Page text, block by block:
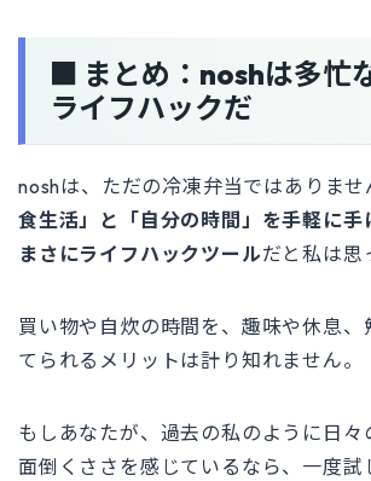
■ まとめ：noshは多忙
ライフハックだ
noshは、ただの冷凍弁当ではありませ
食生活」と「自分の時間」を手軽に手
まさにライフハックツールだと私は思
買い物や自炊の時間を、趣味や休息、
てられるメリットは計り知れません。
もしあなたが、過去の私のように日々
面倒くささを感じているなら、一度試